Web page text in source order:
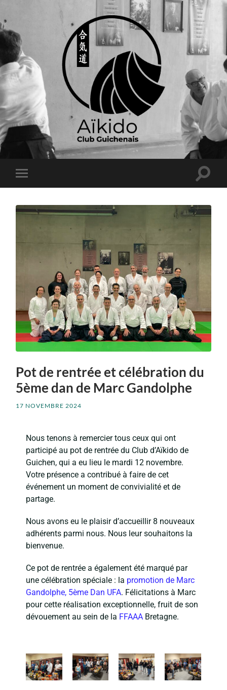
Pot de rentrée et célébration du
5ème dan de Marc Gandolphe
17 NOVEMBRE 2024
Nous tenons à remercier tous ceux qui ont
participé au pot de rentrée du Club d’Aïkido de
Guichen, qui a eu lieu le mardi 12 novembre.
Votre présence a contribué à faire de cet
événement un moment de convivialité et de
partage.
Nous avons eu le plaisir d’accueillir 8 nouveaux
adhérents parmi nous. Nous leur souhaitons la
bienvenue.
Ce pot de rentrée a également été marqué par
une célébration spéciale : la promotion de Marc
Gandolphe, 5ème Dan UFA. Félicitations à Marc
pour cette réalisation exceptionnelle, fruit de son
dévouement au sein de la FFAAA Bretagne.